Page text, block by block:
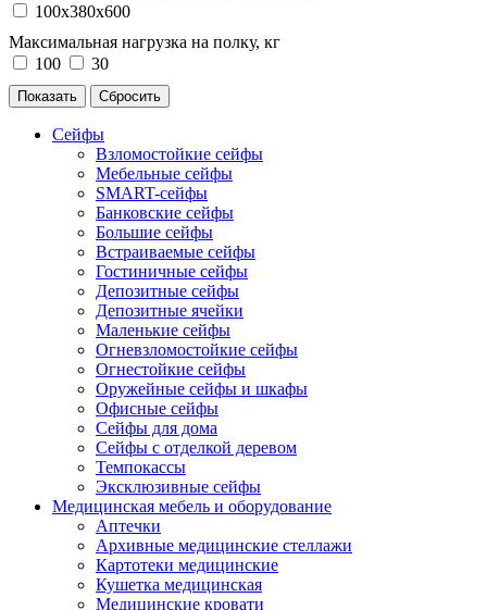
100x380x600
Максимальная нагрузка на полку, кг
100
30
Сейфы
Взломостойкие сейфы
Мебельные сейфы
SMART-сейфы
Банковские сейфы
Большие сейфы
Встраиваемые сейфы
Гостиничные сейфы
Депозитные сейфы
Депозитные ячейки
Маленькие сейфы
Огневзломостойкие сейфы
Огнестойкие сейфы
Оружейные сейфы и шкафы
Офисные сейфы
Сейфы для дома
Сейфы с отделкой деревом
Темпокассы
Эксклюзивные сейфы
Медицинская мебель и оборудование
Аптечки
Архивные медицинские стеллажи
Картотеки медицинские
Кушетка медицинская
Медицинские кровати